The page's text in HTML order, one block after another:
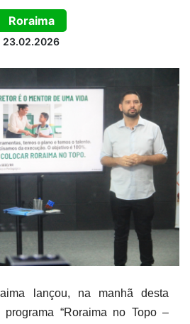
Roraima
23.02.2026
lançou, na manhã desta
“Roraima no Topo –